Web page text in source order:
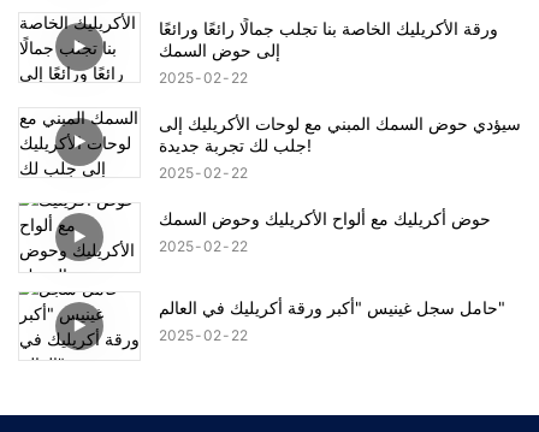
ورقة الأكريليك الخاصة بنا تجلب جمالًا رائعًا ورائعًا
إلى حوض السمك
2025 02 22
سيؤدي حوض السمك المبني مع لوحات الأكريليك إلى
جلب لك تجربة جديدة!
2025 02 22
حوض أكريليك مع ألواح الأكريليك وحوض السمك
2025 02 22
حامل سجل غينيس "أكبر ورقة أكريليك في العالم"
2025 02 22